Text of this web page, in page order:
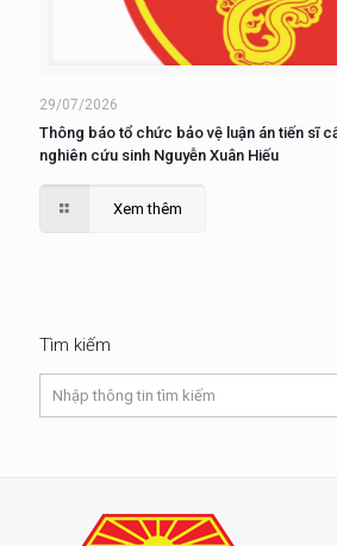
29/07/2026
Thông báo tổ chức bảo vệ luận án tiến sĩ
nghiên cứu sinh Nguyễn Xuân Hiếu
Xem thêm
Tìm kiếm